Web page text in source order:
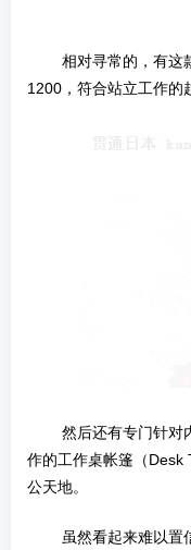
相对寻常的，有
1200，符合站立工作的
然后还有专门针
作的工作桌帐篷（Desk
公天地。
虽然看起来难以置